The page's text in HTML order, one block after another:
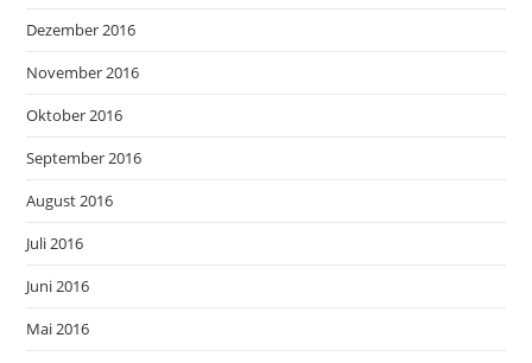
Dezember 2016
November 2016
Oktober 2016
September 2016
August 2016
Juli 2016
Juni 2016
Mai 2016